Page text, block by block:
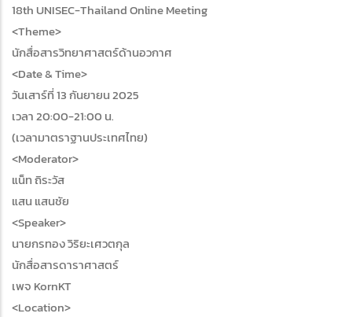
18th UNISEC-Thailand Online Meeting
<Theme>
นักสื่อสารวิทยาศาสตร์ด้านอวกาศ
<Date & Time>
วันเสาร์ที่ 13 กันยายน 2025
เวลา 20:00-21:00 น.
(เวลามาตราฐานประเทศไทย)
<Moderator>
แน็ท ถิระวัส
แสน แสนชัย
<Speaker>
นายกรทอง วิริยะเศวตกุล
นักสื่อสารดาราศาสตร์
เพจ KornKT
<Location>